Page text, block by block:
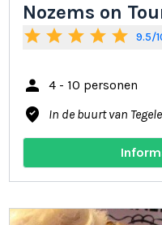
Nozems on
star star star star star
person 4 - 10 personen
where_to_vote In de buurt van